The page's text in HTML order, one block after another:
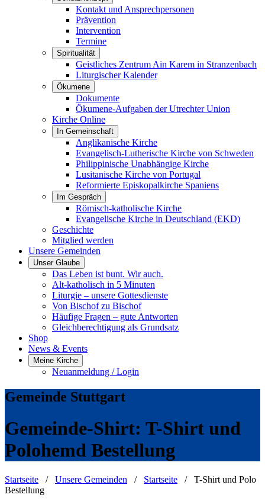
Kontakt und Ansprechpersonen
Prävention
Intervention
Termine
Spiritualität
Geistliches Zentrum Ain Karem in Stranzenbach
Liturgischer Kalender
Ökumene
Dokumente
Ökumene-Aufgaben der Utrechter Union
Kirche Online
In Gemeinschaft
Anglikanische Kirche
Evangelisch-Lutherische Kirche von Schweden
Philippinische Unabhängige Kirche
Lusitanische Kirche von Portugal
Reformierte Episkopalkirche Spaniens
Im Gespräch
Römisch-katholische Kirche
Evangelische Kirche in Deutschland (EKD)
Geschichte
Mitglied werden
Unsere Gemeinden
Unser Glaube
Das Leben ist bunt. Wir auch.
Alt-katholisch in 5 Minuten
Liturgie – unsere Gottesdienste
Von Bischof zu Bischof
Häufige Fragen – gute Antworten
Gleichberechtigung als Grundsatz
Shop
News & Events
Meine Kirche
Neuanmeldung / Login
Gemeinde Stuttgart
Gemeinde-Shirt: T-Shirt und
Polohemd Bestellung
Startseite / Unsere Gemeinden / Startseite / T-Shirt und Polo
Bestellung